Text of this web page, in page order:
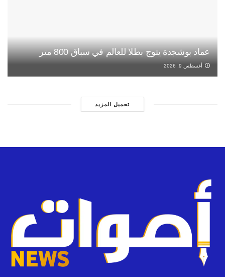
عماد بوشجدة يتوج بطلا للعالم في سباق 800 متر
أغسطس 9, 2026
تحميل المزيد